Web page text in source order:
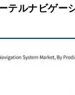
テルナビゲー